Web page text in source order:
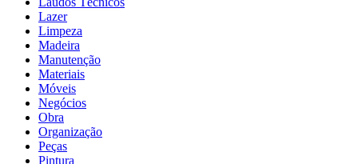
Lazer
Limpeza
Madeira
Manutenção
Materiais
Móveis
Negócios
Obra
Organização
Peças
Pintura